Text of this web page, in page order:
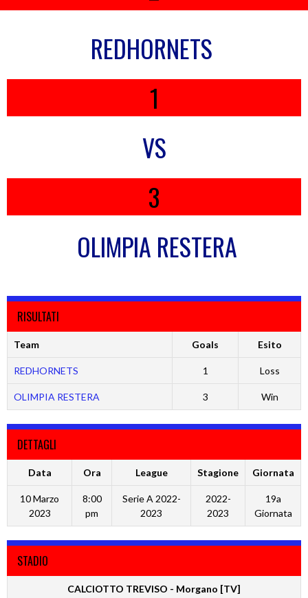
REDHORNETS
1
VS
3
OLIMPIA RESTERA
RISULTATI
Team Goals Esito
REDHORNETS 1 Loss
OLIMPIA RESTERA 3 Win
DETTAGLI
Data Ora League Stagione Giornata
10 Marzo
2023
8:00
pm
Serie A 2022-
2023
2022-
2023
19a
Giornata
STADIO
CALCIOTTO TREVISO - Morgano [TV]